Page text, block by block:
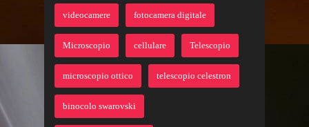
videocamere fotocamera digitale
Microscopio cellulare Telescopio
microscopio ottico telescopio celestron
binocolo swarovski